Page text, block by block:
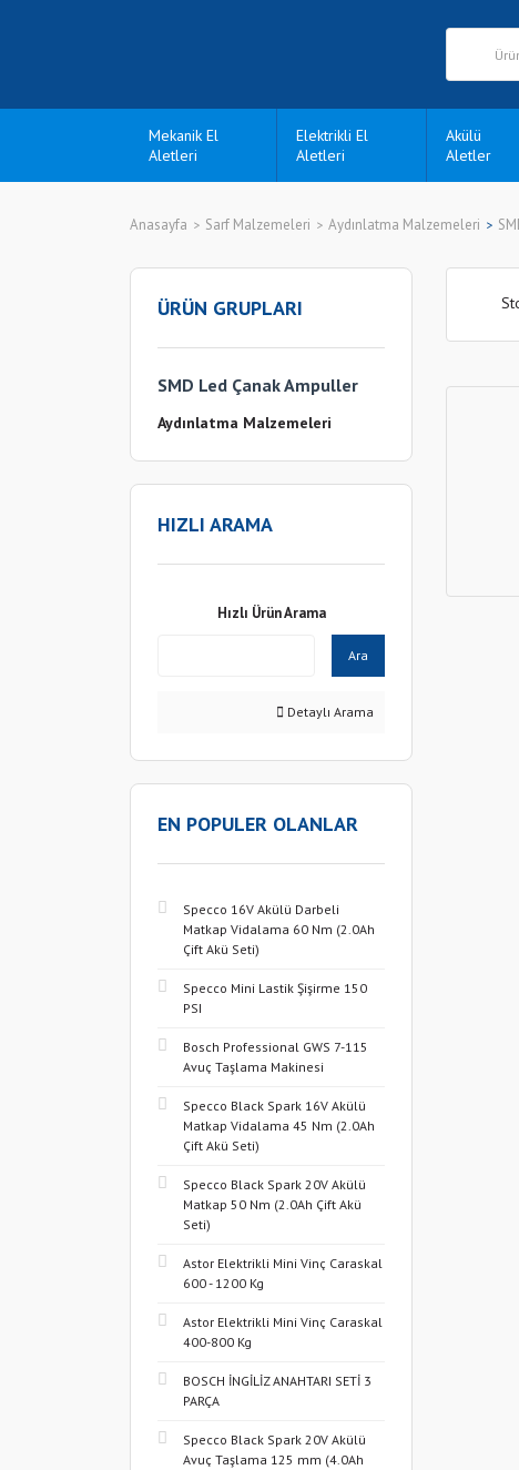
Mekanik El
Aletleri
Elektrikli El
Aletleri
Akülü
Aletler
Anasayfa Sarf Malzemeleri Aydınlatma Malzemeleri
ÜRÜN GRUPLARI
SMD Led Çanak Ampuller
Aydınlatma Malzemeleri
HIZLI ARAMA
Hızlı Ürün Arama
Ara
Detaylı Arama
EN POPULER OLANLAR
Specco 16V Akülü Darbeli
Matkap Vidalama 60 Nm (2.0Ah
Çift Akü Seti)
Specco Mini Lastik Şişirme 150
PSI
Bosch Professional GWS 7-115
Avuç Taşlama Makinesi
Specco Black Spark 16V Akülü
Matkap Vidalama 45 Nm (2.0Ah
Çift Akü Seti)
Specco Black Spark 20V Akülü
Matkap 50 Nm (2.0Ah Çift Akü
Seti)
Astor Elektrikli Mini Vinç Caraskal
600 - 1200 Kg
Astor Elektrikli Mini Vinç Caraskal
400-800 Kg
BOSCH İNGİLİZ ANAHTARI SETİ 3
PARÇA
Specco Black Spark 20V Akülü
Avuç Taşlama 125 mm (4.0Ah